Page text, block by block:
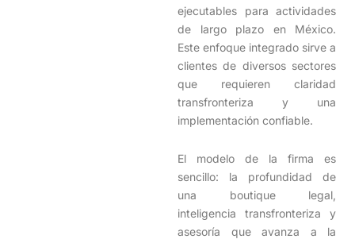
ejecutables para actividades
de largo plazo en México.
Este enfoque integrado sirve a
clientes de diversos sectores
que requieren claridad
transfronteriza y una
implementación confiable.
El modelo de la firma es
sencillo: la profundidad de
una boutique legal,
inteligencia transfronteriza y
asesoría que avanza a la